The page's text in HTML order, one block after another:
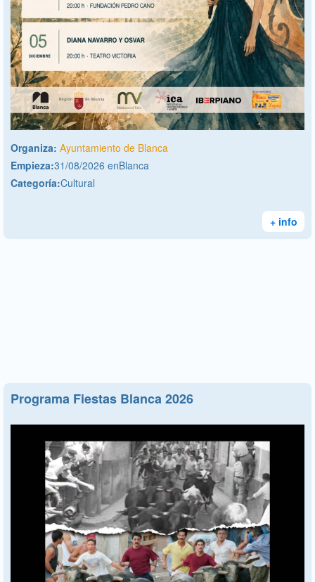
Organiza: Ayuntamiento de Blanca
Empieza:31/08/2026 enBlanca
Categoría:Cultural
+ info
Programa Fiestas Blanca 2026